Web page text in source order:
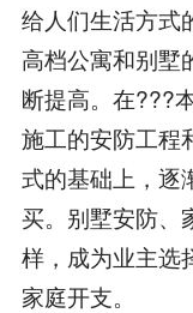
给人们生活方式
高档公寓和别墅
断提高。在???
施工的安防工程
式的基础上，逐
买。别墅安防、
样，成为业主选
家庭开支。